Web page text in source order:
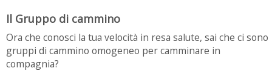
Il Gruppo di cammino
Ora che conosci la tua velocità in resa salute, sai che ci sono
gruppi di cammino omogeneo per camminare in
compagnia?